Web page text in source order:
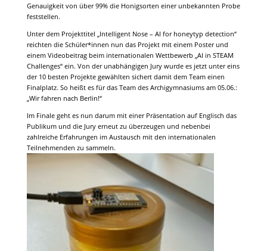
Genauigkeit von über 99% die Honigsorten einer unbekannten Probe
feststellen.
Unter dem Projekttitel „Intelligent Nose – AI for honeytyp detection“
reichten die Schüler*innen nun das Projekt mit einem Poster und
einem Videobeitrag beim internationalen Wettbewerb „AI in STEAM
Challenges“ ein. Von der unabhängigen Jury wurde es jetzt unter eins
der 10 besten Projekte gewählten sichert damit dem Team einen
Finalplatz. So heißt es für das Team des Archigymnasiums am 05.06.:
„Wir fahren nach Berlin!“
Im Finale geht es nun darum mit einer Präsentation auf Englisch das
Publikum und die Jury erneut zu überzeugen und nebenbei
zahlreiche Erfahrungen im Austausch mit den internationalen
Teilnehmenden zu sammeln.